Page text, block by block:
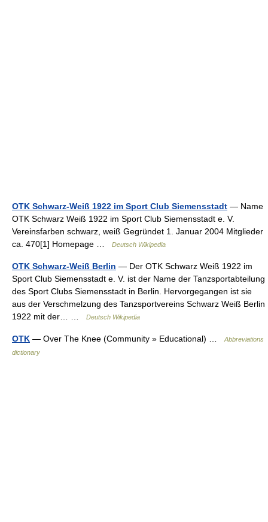
OTK Schwarz-Weiß 1922 im Sport Club Siemensstadt — Name
OTK Schwarz Weiß 1922 im Sport Club Siemensstadt e. V.
Vereinsfarben schwarz, weiß Gegründet 1. Januar 2004 Mitglieder
ca. 470[1] Homepage …
Deutsch Wikipedia
OTK Schwarz-Weiß Berlin — Der OTK Schwarz Weiß 1922 im
Sport Club Siemensstadt e. V. ist der Name der Tanzsportabteilung
des Sport Clubs Siemensstadt in Berlin. Hervorgegangen ist sie
aus der Verschmelzung des Tanzsportvereins Schwarz Weiß Berlin
1922 mit der… …
Deutsch Wikipedia
OTK — Over The Knee (Community » Educational) …
Abbreviations
dictionary